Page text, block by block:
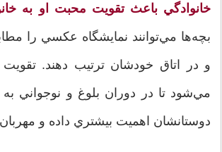
خانوادگي باعث تقويت محبت او به
بچه‌ها مي‌توانند نمايشگاه عکسي را
و در اتاق خود‌شان ترتيب دهند.
مي‌شود تا در دوران بلوغ و نوجواني به
دوستانشان اهميت بيشتري داده و